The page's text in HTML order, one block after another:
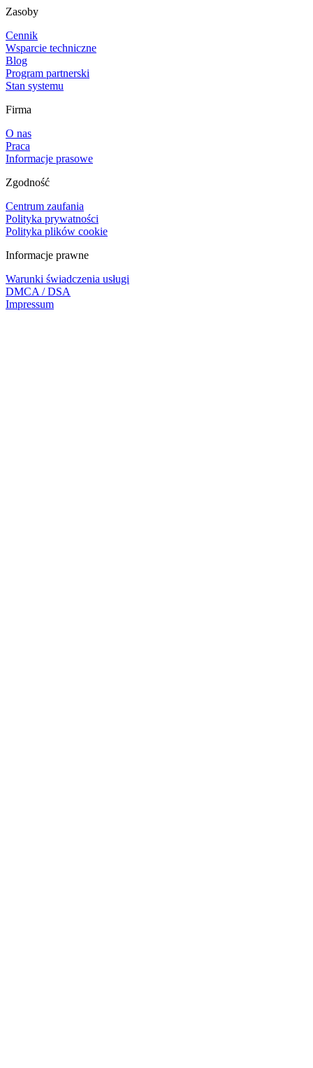
Zasoby
Cennik
Wsparcie techniczne
Blog
Program partnerski
Stan systemu
Firma
O nas
Praca
Informacje prasowe
Zgodność
Centrum zaufania
Polityka prywatności
Polityka plików cookie
Informacje prawne
Warunki świadczenia usługi
DMCA / DSA
Impressum